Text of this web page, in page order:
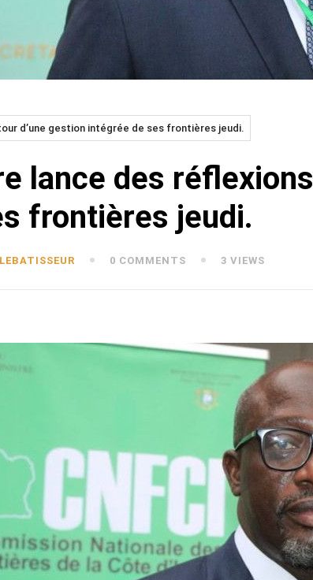
d’une gestion intégrée de ses frontières jeudi.
lance des
frontières jeudi.
0 COMMENTS 3 VIEWS